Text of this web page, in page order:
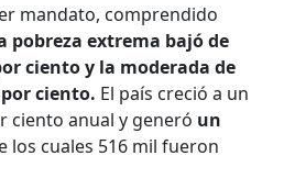
mandato, comprendido
pobreza extrema bajó de
ciento y la moderada de
ciento. El país creció a un
ciento anual y generó un
los cuales 516 mil fueron